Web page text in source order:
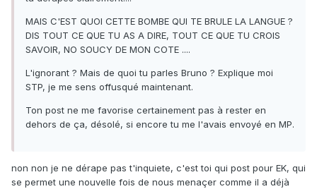
MAIS C'EST QUOI CETTE BOMBE QUI TE BRULE LA LANGUE ?
DIS TOUT CE QUE TU AS A DIRE, TOUT CE QUE TU CROIS
SAVOIR, NO SOUCY DE MON COTE ....
L'ignorant ? Mais de quoi tu parles Bruno ? Explique moi
STP, je me sens offusqué maintenant.
Ton post ne me favorise certainement pas à rester en
dehors de ça, désolé, si encore tu me l'avais envoyé en MP.
non non je ne dérape pas t'inquiete, c'est toi qui post pour EK, qui
se permet une nouvelle fois de nous menaçer comme il a déjà